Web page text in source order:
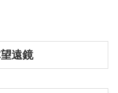
遠鏡